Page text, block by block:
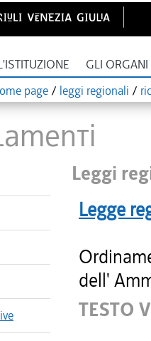
GLI ORGANI
page / leggi regionali /
Leggi
Legge
dell'
TESTO